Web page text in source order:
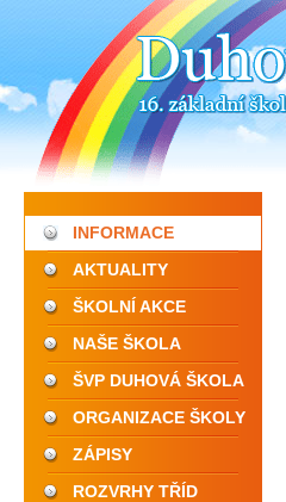
INFORMACE
AKTUALITY
ŠKOLNÍ AKCE
NAŠE ŠKOLA
ŠVP DUHOVÁ ŠKOLA
ORGANIZACE ŠKOLY
ZÁPISY
ROZVRHY TŘÍD